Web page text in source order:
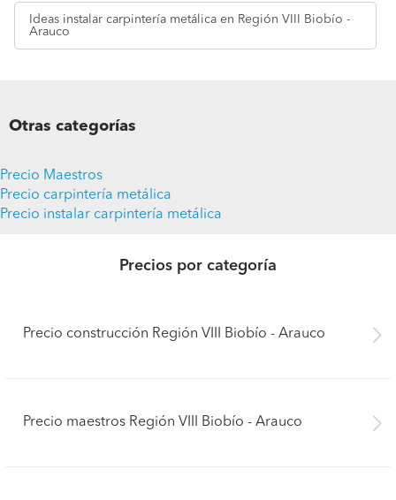
Ideas instalar carpintería metálica en Región VIII Biobío -
Arauco
Otras categorías
Precio Maestros
Precio carpintería metálica
Precio instalar carpintería metálica
Precios por categoría
Precio construcción Región VIII Biobío - Arauco
Precio maestros Región VIII Biobío - Arauco